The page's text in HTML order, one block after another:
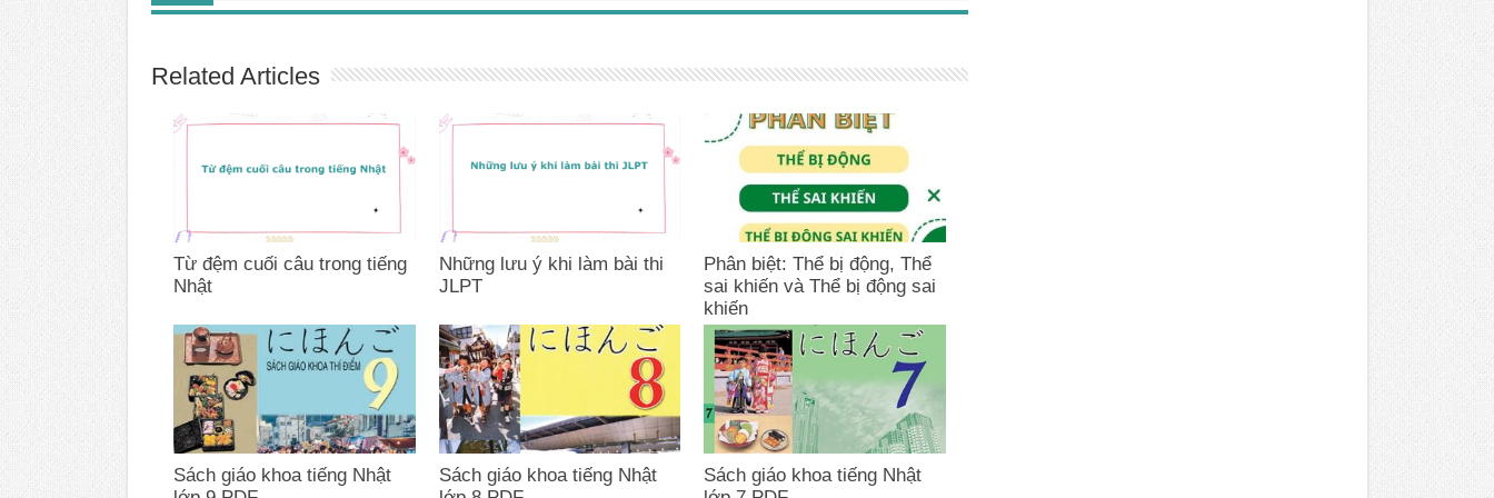
Related Articles
Từ đệm cuối câu trong tiếng
Nhật
Những lưu ý khi làm bài thi
JLPT
Phân biệt: Thể bị động, Thể
sai khiến và Thể bị động sai
khiến
Sách giáo khoa tiếng Nhật
Sách giáo khoa tiếng Nhật
Sách giáo khoa tiếng Nhật